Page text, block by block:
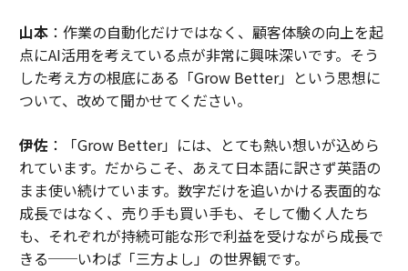
山本：作業の自動化だけではなく、顧客体験の向上を起
点にAI活用を考えている点が非常に興味深いです。そう
した考え方の根底にある「Grow Better」という思想に
ついて、改めて聞かせてください。
伊佐：「Grow Better」には、とても熱い想いが込めら
れています。だからこそ、あえて日本語に訳さず英語の
まま使い続けています。数字だけを追いかける表面的な
成長ではなく、売り手も買い手も、そして働く人たち
も、それぞれが持続可能な形で利益を受けながら成長で
きる──いわば「三方よし」の世界観です。